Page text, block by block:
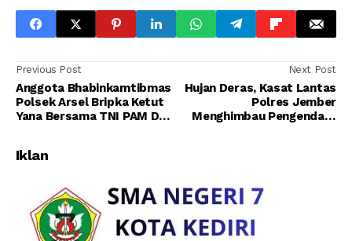
Previous Post
Anggota Bhabinkamtibmas
Polsek Arsel Bripka Ketut
Yana Bersama TNI PAM Dan
Next Post
Hujan Deras, Kasat Lantas
Polres Jember
Menghimbau Pengendara
Iklan